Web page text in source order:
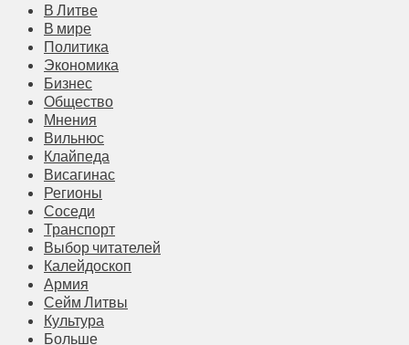
В Литве
В мире
Политика
Экономика
Бизнес
Общество
Мнения
Вильнюс
Клайпеда
Висагинас
Регионы
Соседи
Транспорт
Выбор читателей
Калейдоскоп
Армия
Сейм Литвы
Культура
Больше